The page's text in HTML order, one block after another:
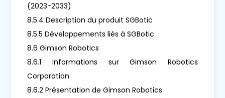
(2023-2033)
8.5.4 Description du produit SGBotic
8.5.5 Développements liés à SGBotic
8.6 Gimson Robotics
8.6.1 Informations sur Gimson Robotics
Corporation
8.6.2 Présentation de Gimson Robotics